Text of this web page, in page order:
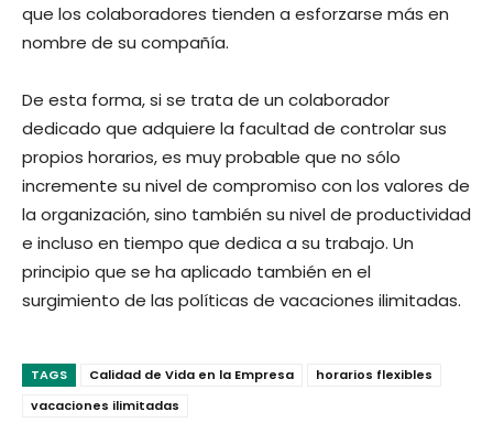
que los colaboradores tienden a esforzarse más en
nombre de su compañía.
De esta forma, si se trata de un colaborador
dedicado que adquiere la facultad de controlar sus
propios horarios, es muy probable que no sólo
incremente su nivel de compromiso con los valores de
la organización, sino también su nivel de productividad
e incluso en tiempo que dedica a su trabajo. Un
principio que se ha aplicado también en el
surgimiento de las políticas de vacaciones ilimitadas.
TAGS Calidad de Vida en la Empresa
horarios flexibles
vacaciones ilimitadas